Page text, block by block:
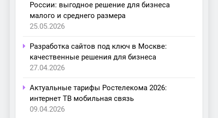
России: выгодное решение для бизнеса
малого и среднего размера
25.05.2026
Разработка сайтов под ключ в Москве:
качественные решения для бизнеса
27.04.2026
Актуальные тарифы Ростелекома 2026:
интернет ТВ мобильная связь
09.04.2026